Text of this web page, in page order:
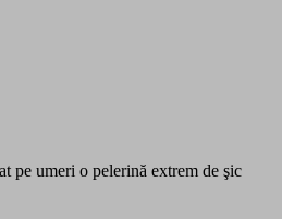
pe umeri o pelerină extrem de şic